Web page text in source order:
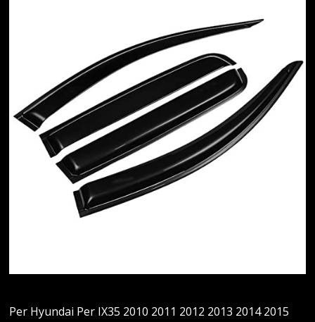
Per Hyundai Per IX35 2010 2011 2012 2013 2014 2015